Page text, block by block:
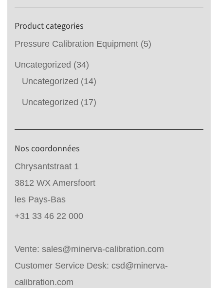
Product categories
Pressure Calibration Equipment (5)
Uncategorized (34)
Uncategorized (14)
Uncategorized (17)
Nos coordonnées
Chrysantstraat 1
3812 WX Amersfoort
les Pays-Bas
+31 33 46 22 000
Vente: sales@minerva-calibration.com
Customer Service Desk: csd@minerva-
calibration.com